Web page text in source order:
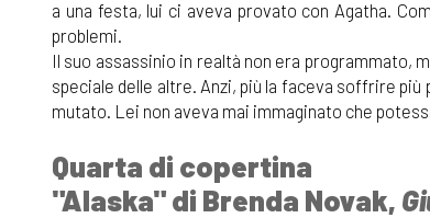
a una festa, lui ci aveva provato con Agatha.
problemi.
Il suo assassinio in realtà non era programmato,
speciale delle altre. Anzi, più la faceva soffrire
mutato. Lei non aveva mai immaginato che
Quarta di copertina
"Alaska" di Brenda Novak,